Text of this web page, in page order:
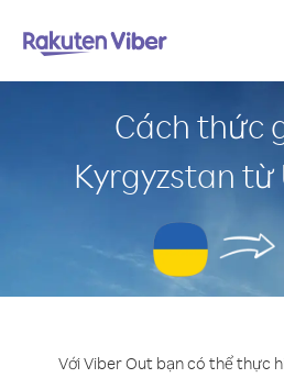
Cách thức
Kyrgyzstan
Với Viber Out bạn có thể thực